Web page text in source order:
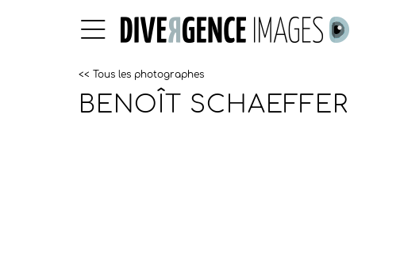
<< Tous les photographes
BENOÎT SCHAEFFER